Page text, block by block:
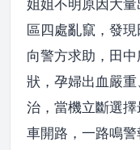
姐姐不明原因大
區四處亂竄，發
向警方求助，田
狀，孕婦出血嚴
治，當機立斷選
車開路，一路鳴